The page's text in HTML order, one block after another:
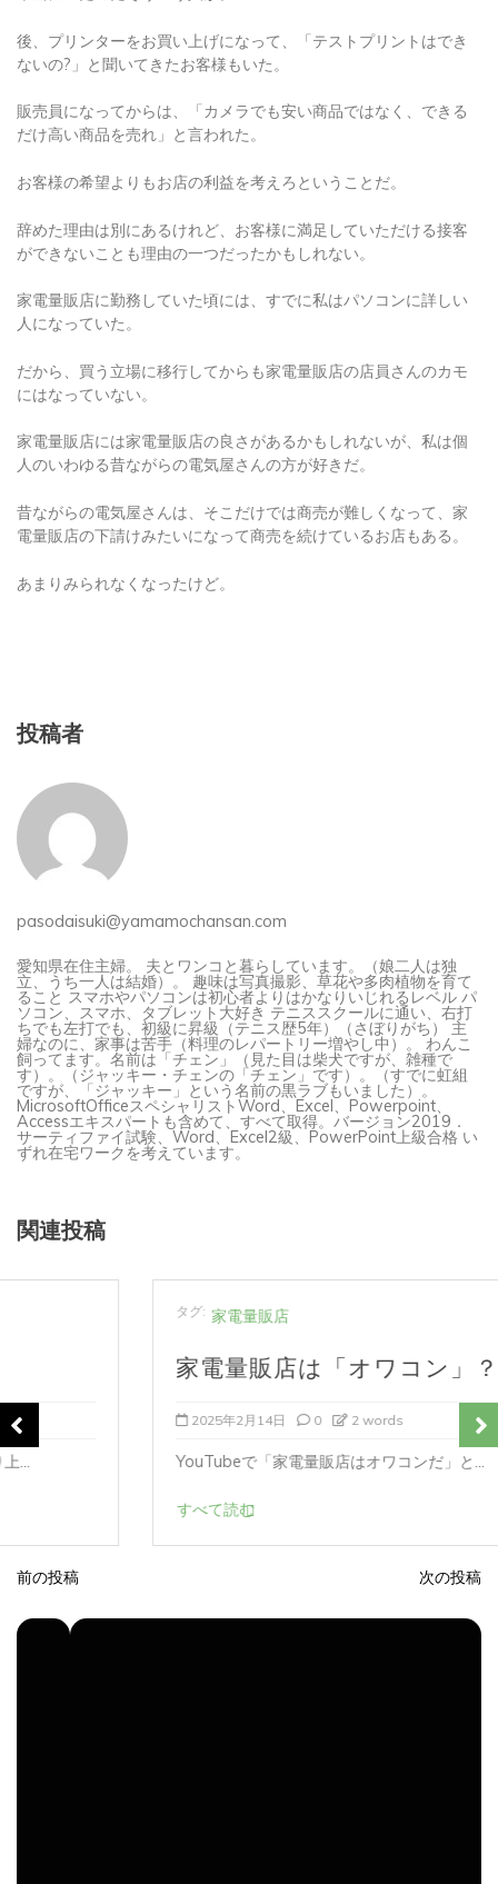
後、プリンターをお買い上げになって、「テストプリントはでき
ないの?」と聞いてきたお客様もいた。
販売員になってからは、「カメラでも安い商品ではなく、できる
だけ高い商品を売れ」と言われた。
お客様の希望よりもお店の利益を考えろということだ。
辞めた理由は別にあるけれど、お客様に満足していただける接客
ができないことも理由の一つだったかもしれない。
家電量販店に勤務していた頃には、すでに私はパソコンに詳しい
人になっていた。
だから、買う立場に移行してからも家電量販店の店員さんのカモ
にはなっていない。
家電量販店には家電量販店の良さがあるかもしれないが、私は個
人のいわゆる昔ながらの電気屋さんの方が好きだ。
昔ながらの電気屋さんは、そこだけでは商売が難しくなって、家
電量販店の下請けみたいになって商売を続けているお店もある。
あまりみられなくなったけど。
投稿者
pasodaisuki@yamamochansan.com
愛知県在住主婦。 夫とワンコと暮らしています。（娘二人は独
立、うち一人は結婚）。 趣味は写真撮影、草花や多肉植物を育て
ること スマホやパソコンは初心者よりはかなりいじれるレベル パ
ソコン、スマホ、タブレット大好き テニススクールに通い、右打
ちでも左打でも、初級に昇級（テニス歴5年）（さぼりがち） 主
婦なのに、家事は苦手（料理のレパートリー増やし中）。 わんこ
飼ってます。名前は「チェン」（見た目は柴犬ですが、雑種で
す）。（ジャッキー・チェンの「チェン」です）。（すでに虹組
ですが、「ジャッキー」という名前の黒ラブもいました）。
MicrosoftOfficeスペシャリストWord、Excel、Powerpoint、
Accessエキスパートも含めて、すべて取得。バージョン2019．
サーティファイ試験、Word、Excel2級、PowerPoint上級合格 い
ずれ在宅ワークを考えています。
関連投稿
家電量販店は「オワコン」？
YouTubeで「家電量販店はオワコンだ」と...
投
前の投稿 次の投稿